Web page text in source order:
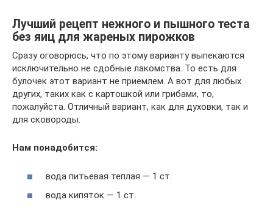
Лучший рецепт нежного и пышного теста
без яиц для жареных пирожков
Сразу оговорюсь, что по этому варианту выпекаются
исключительно не сдобные лакомства. То есть для
булочек этот вариант не приемлем. А вот для любых
других, таких как с картошкой или грибами, то,
пожалуйста. Отличный вариант, как для духовки, так и
для сковороды.
Нам понадобится:
вода питьевая теплая — 1 ст.
вода кипяток — 1 ст.